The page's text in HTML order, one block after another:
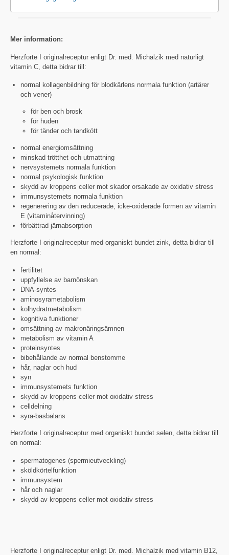
Mer information:
Herzforte I originalreceptur enligt Dr. med. Michalzik med naturligt
vitamin C, detta bidrar till:
normal kollagenbildning för blodkärlens normala funktion (artärer
och vener)
för ben och brosk
för huden
för tänder och tandkött
normal energiomsättning
minskad trötthet och utmattning
nervsystemets normala funktion
normal psykologisk funktion
skydd av kroppens celler mot skador orsakade av oxidativ stress
immunsystemets normala funktion
regenerering av den reducerade, icke-oxiderade formen av vitamin
E (vitaminåtervinning)
förbättrad järnabsorption
Herzforte I originalreceptur med organiskt bundet zink, detta bidrar till
en normal:
fertilitet
uppfyllelse av barnönskan
DNA-syntes
aminosyrametabolism
kolhydratmetabolism
kognitiva funktioner
omsättning av makronäringsämnen
metabolism av vitamin A
proteinsyntes
bibehållande av normal benstomme
hår, naglar och hud
syn
immunsystemets funktion
skydd av kroppens celler mot oxidativ stress
celldelning
syra-basbalans
Herzforte I originalreceptur med organiskt bundet selen, detta bidrar till
en normal:
spermatogenes (spermieutveckling)
sköldkörtelfunktion
immunsystem
hår och naglar
skydd av kroppens celler mot oxidativ stress
Herzforte I originalreceptur enligt Dr. med. Michalzik med vitamin B12,